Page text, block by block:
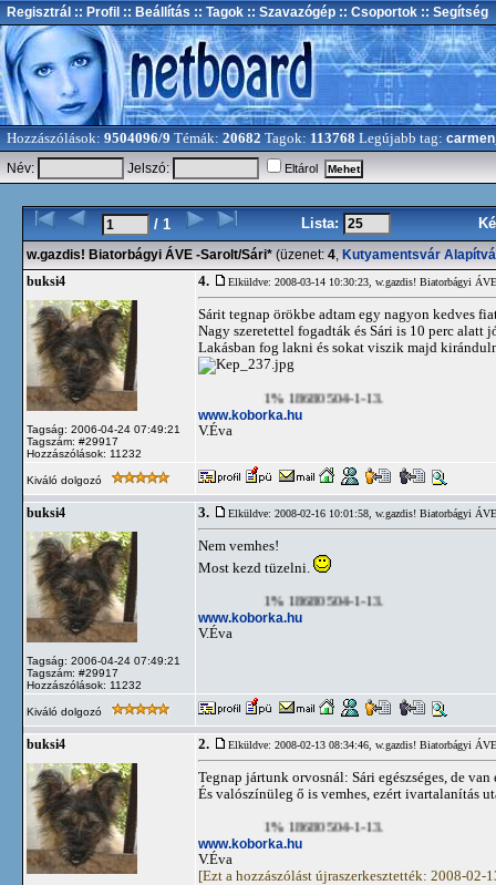
Regisztrál :: Profil :: Beállítás :: Tagok :: Szavazógép :: Csoportok :: Segítség
Hozzászólások: 9504096/9 Témák: 20682 Tagok: 113768 Legújabb tag:
Név:
Jelszó: Eltárol
/ 1 Lista:
w.gazdis! Biatorbágyi ÁVE -Sarolt/Sári* (üzenet: 4, Kutyamentsvár
buksi4
Tagság: 2006-04-24 07:49:21
Tagszám: #29917
Hozzászólások: 11232
4. Elküldve: 2008-03-14 10:30:23, w.gazdis! Biatorbágyi
Sárit tegnap örökbe adtam egy nagyon kedves
Nagy szeretettel fogadták és Sári is 10 perc alatt
Lakásban fog lakni és sokat viszik majd
1% 18680504-1-13.
www.koborka.hu
V.Éva
Kiváló dolgozó
buksi4
Tagság: 2006-04-24 07:49:21
Tagszám: #29917
Hozzászólások: 11232
3. Elküldve: 2008-02-16 10:01:58, w.gazdis! Biatorbágyi
Nem vemhes!
Most kezd tüzelni.
1% 18680504-1-13.
www.koborka.hu
V.Éva
Kiváló dolgozó
buksi4 2. Elküldve: 2008-02-13 08:34:46, w.gazdis! Biatorbágyi
Tegnap jártunk orvosnál: Sári egészséges, de
És valószínüleg ő is vemhes, ezért ivartalanítás
1% 18680504-1-13.
www.koborka.hu
V.Éva
[Ezt a hozzászólást újraszerkesztették: 2008-02-